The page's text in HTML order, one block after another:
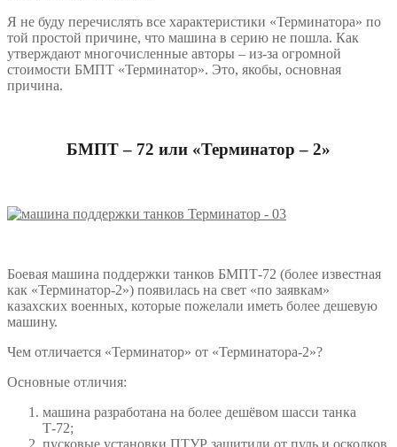
Я не буду перечислять все характеристики «Терминатора» по
той простой причине, что машина в серию не пошла. Как
утверждают многочисленные авторы – из-за огромной
стоимости БМПТ «Терминатор». Это, якобы, основная
причина.
БМПТ – 72 или «Терминатор – 2»
Боевая машина поддержки танков БМПТ-72 (более известная
как «Терминатор-2») появилась на свет «по заявкам»
казахских военных, которые пожелали иметь более дешевую
машину.
Чем отличается «Терминатор» от «Терминатора-2»?
Основные отличия:
машина разработана на более дешёвом шасси танка
Т-72;